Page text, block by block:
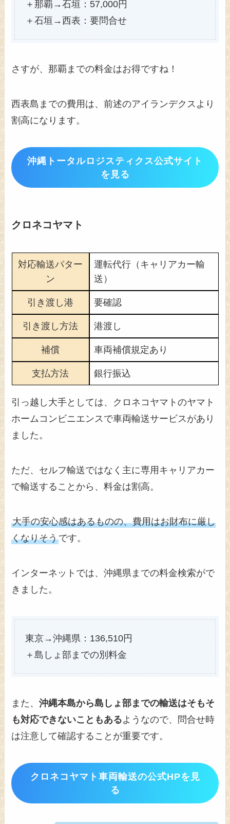
＋那覇→石垣：57,000円
＋石垣→西表：要問合せ
さすが、那覇までの料金はお得ですね！
西表島までの費用は、前述のアイランデクスより
割高になります。
沖縄トータルロジスティクス公式サイト
を見る
クロネコヤマト
対応輸送パター
ン
運転代行（キャリアカー輸
送）
引き渡し港 要確認
引き渡し方法 港渡し
補償 車両補償規定あり
支払方法 銀行振込
引っ越し大手としては、クロネコヤマトのヤマト
ホームコンビニエンスで車両輸送サービスがあり
ました。
ただ、セルフ輸送ではなく主に専用キャリアカー
で輸送することから、料金は割高。
大手の安心感はあるものの、費用はお財布に厳し
くなりそうです。
インターネットでは、沖縄県までの料金検索がで
きました。
東京→沖縄県：136,510円
＋島しょ部までの別料金
また、沖縄本島から島しょ部までの輸送はそもそ
も対応できないこともあるようなので、問合せ時
は注意して確認することが重要です。
クロネコヤマト車両輸送の公式HPを見
る